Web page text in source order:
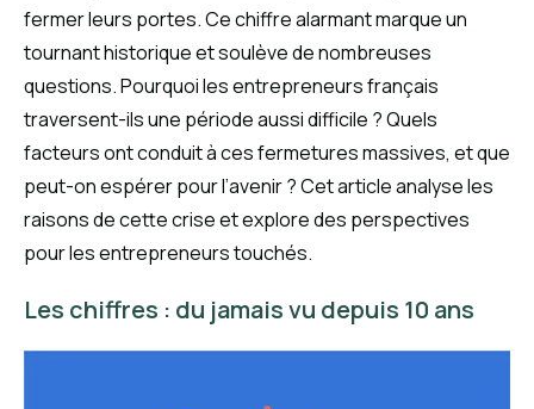
fermer leurs portes. Ce chiffre alarmant marque un
tournant historique et soulève de nombreuses
questions. Pourquoi les entrepreneurs français
traversent-ils une période aussi difficile ? Quels
facteurs ont conduit à ces fermetures massives, et que
peut-on espérer pour l’avenir ? Cet article analyse les
raisons de cette crise et explore des perspectives
pour les entrepreneurs touchés.
Les chiffres : du jamais vu depuis 10 ans